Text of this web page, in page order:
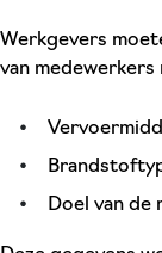
Werkgevers
van
Doel van de